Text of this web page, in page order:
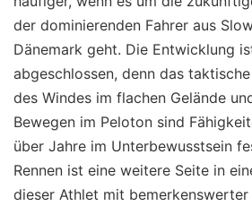
der dominierenden Fahrer aus
Dänemark geht. Die Entwicklung
abgeschlossen, denn das
des Windes im flachen Gelände
Bewegen im Peloton sind
über Jahre im Unterbewusstsein
Rennen ist eine weitere Seite in
dieser Athlet mit